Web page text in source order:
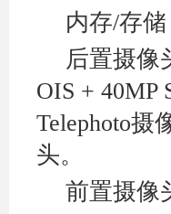
内存/存储
后置摄像
OIS + 40MP
Telephoto摄
头。
前置摄像